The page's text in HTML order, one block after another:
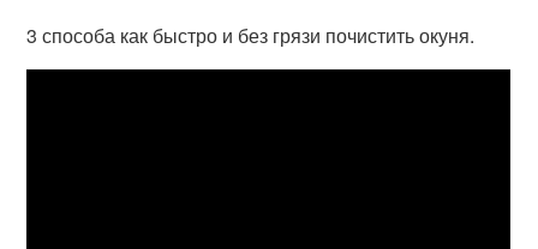
3 способа как быстро и без грязи почистить окуня.